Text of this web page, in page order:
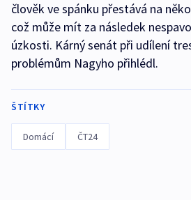
člověk ve spánku přestává na
což může mít za následek
úzkosti. Kárný senát při udílení
problémům Nagyho přihlédl.
ŠTÍTKY
Domácí ČT24